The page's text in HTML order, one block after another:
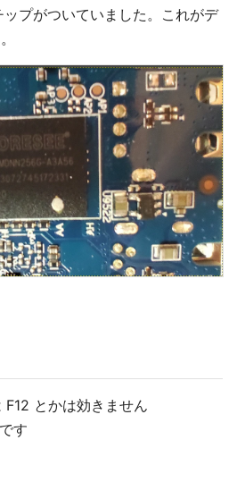
プがついていました。これがデ
とかは効きません
す